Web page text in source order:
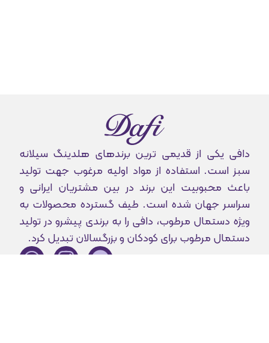
دافی یکی از قدیمی ترین برندهای هلدینگ سیلانه
سبز است. استفاده از مواد اولیه مرغوب جهت تولید
باعث محبوبیت این برند در بین مشتریان ایرانی و
سراسر جهان شده است. طیف گسترده محصولات به
ویژه دستمال مرطوب، دافی را به برندی پیشرو در تولید
دستمال مرطوب برای کودکان و بزرگسالان تبدیل کرد.